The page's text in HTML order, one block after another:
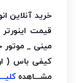
خرید آنلاین
قیمت
مینی _ موتور
کیفی باس (
مشـــاهده